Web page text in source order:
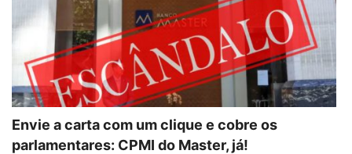
Envie a carta com um clique e cobre os
parlamentares: CPMI do Master, já!